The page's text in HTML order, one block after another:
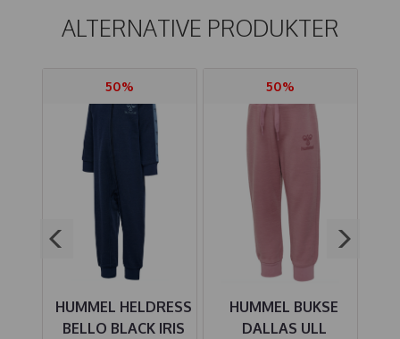
ALTERNATIVE PRODUKTER
50%
HUMMEL HELDRESS
BELLO BLACK IRIS
50%
HUMMEL BUKSE
DALLAS ULL